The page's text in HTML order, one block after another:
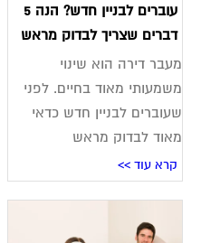
עוברים לבניין חדש? הנה 5
דברים שצריך לבדוק מראש
מעבר דירה הוא שינוי
משמעותי מאוד בחיים. לפני
שעוברים לבניין חדש כדאי
מאוד לבדוק מראש
קרא עוד >>